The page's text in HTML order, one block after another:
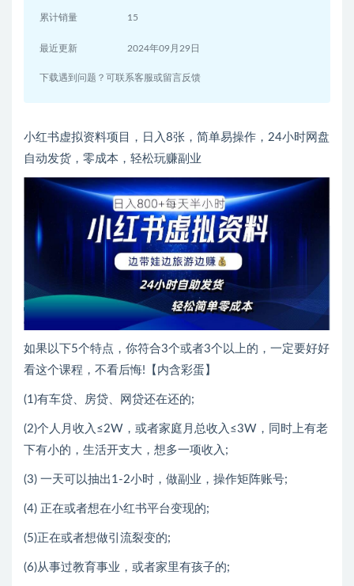
累计销量 15
最近更新 2024年09月29日
下载遇到问题？可联系客服或留言反馈
小红书虚拟资料项目，日入8张，简单易操作，24小时网盘
自动发货，零成本，轻松玩赚副业
如果以下5个特点，你符合3个或者3个以上的，一定要好好
看这个课程，不看后悔!【内含彩蛋】
(1)有车贷、房贷、网贷还在还的;
(2)个人月收入≤2W，或者家庭月总收入≤3W，同时上有老
下有小的，生活开支大，想多一项收入;
(3) 一天可以抽出1-2小时，做副业，操作矩阵账号;
(4) 正在或者想在小红书平台变现的;
(5)正在或者想做引流裂变的;
(6)从事过教育事业，或者家里有孩子的;